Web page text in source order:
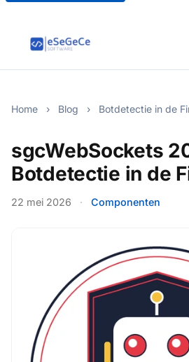
Home › Blog › Botdetectie in de
sgcWebSockets
Botdetectie in de
22 mei 2026 · Componenten